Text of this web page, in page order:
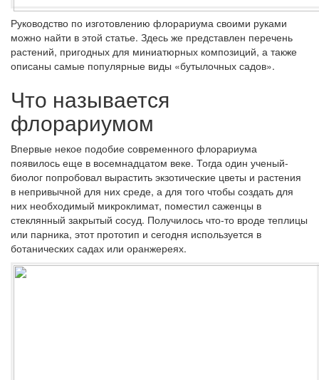
Руководство по изготовлению флорариума своими руками
можно найти в этой статье. Здесь же представлен перечень
растений, пригодных для миниатюрных композиций, а также
описаны самые популярные виды «бутылочных садов».
Что называется
флорариумом
Впервые некое подобие современного флорариума
появилось еще в восемнадцатом веке. Тогда один ученый-
биолог попробовал вырастить экзотические цветы и растения
в непривычной для них среде, а для того чтобы создать для
них необходимый микроклимат, поместил саженцы в
стеклянный закрытый сосуд. Получилось что-то вроде теплицы
или парника, этот прототип и сегодня используется в
ботанических садах или оранжереях.